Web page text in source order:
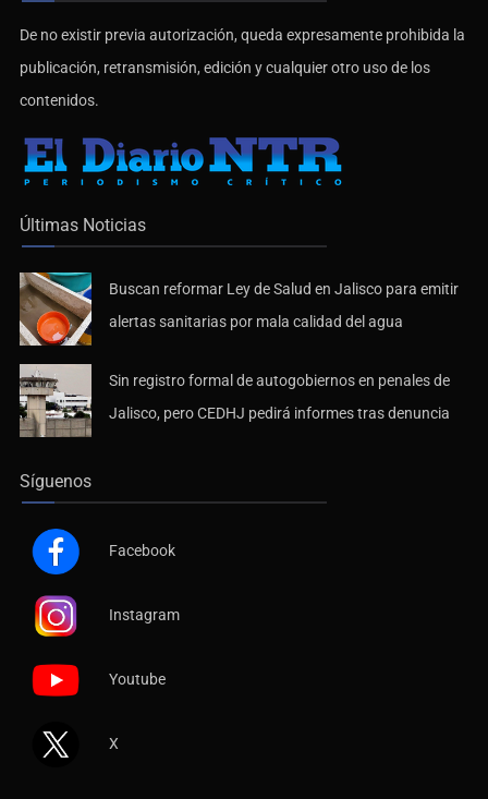
De no existir previa autorización, queda expresamente prohibida la
publicación, retransmisión, edición y cualquier otro uso de los
contenidos.
Últimas Noticias
Buscan reformar Ley de Salud en Jalisco para emitir
alertas sanitarias por mala calidad del agua
Sin registro formal de autogobiernos en penales de
Jalisco, pero CEDHJ pedirá informes tras denuncia
Síguenos
Facebook
Instagram
Youtube
X